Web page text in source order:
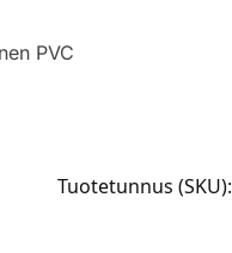
PVC
Tuotetunnus (SKU):